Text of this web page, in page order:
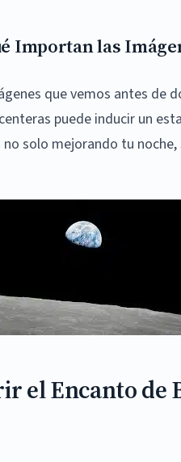
Importan las
que vemos antes de
puede inducir un
solo mejorando tu
el Encanto de